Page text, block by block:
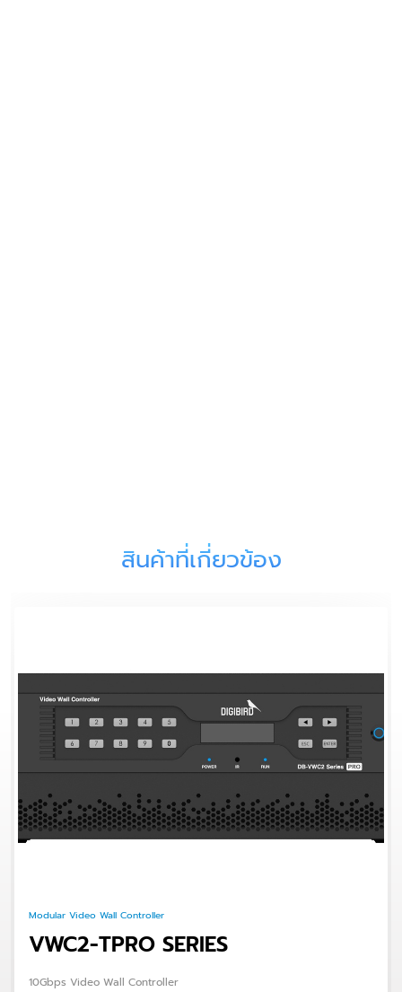
สินค้าที่เกี่ยวข้อง
Modular Video Wall Controller
VWC2-TPRO SERIES
10Gbps Video Wall Controller